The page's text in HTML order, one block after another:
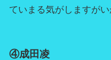
ていまる気がしますがい
④成田凌